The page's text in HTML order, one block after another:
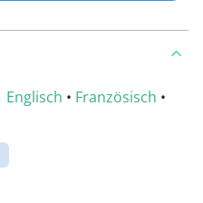
Englisch • Französisch •